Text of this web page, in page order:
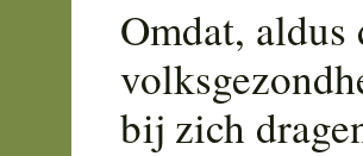
Omdat,
bij zich